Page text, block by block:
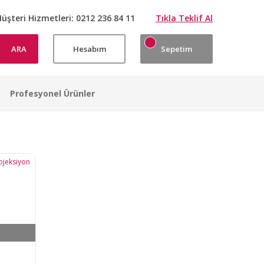
Hizmetleri: 0212 236 84 11 Tıkla Teklif Al
ARA Hesabım Sepetim
Profesyonel Ürünler